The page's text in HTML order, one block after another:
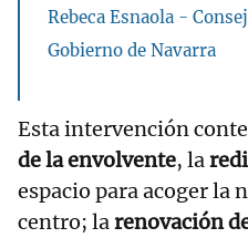
Rebeca Esnaola -
Gobierno de Navarra
Esta intervención
de la envolvente, la
espacio para acoger la
centro; larenovación